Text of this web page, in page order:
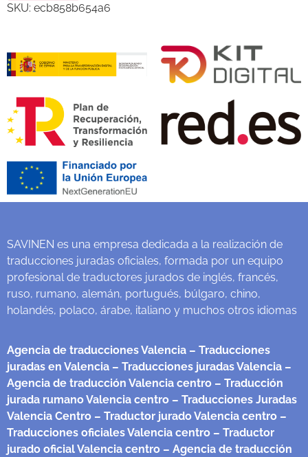
SKU: ecb858b654a6
SAVINEN es una empresa dedicada a la realización de
traducciones juradas oficiales, formada por un equipo
profesional de traductores jurados de inglés, francés,
ruso, rumano, alemán, portugués, búlgaro, chino,
holandés, polaco, árabe, italiano y muchos otros idiomas
Agencia de traducciones Valencia – Traducciones
juradas en Valencia – Traducciones juradas Valencia –
Agencia de traducción Valencia centro – Traducción
jurada rumano Valencia centro – Traducciones Juradas
Valencia Centro – Traductor jurado Valencia centro –
Traducciones oficiales Valencia centro – Traductor
jurado oficial Valencia centro – Agencia de traducción